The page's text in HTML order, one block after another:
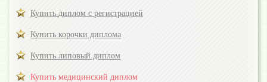
Купить диплом с регистрацией
Купить корочки диплома
Купить липовый диплом
Купить медицинский диплом